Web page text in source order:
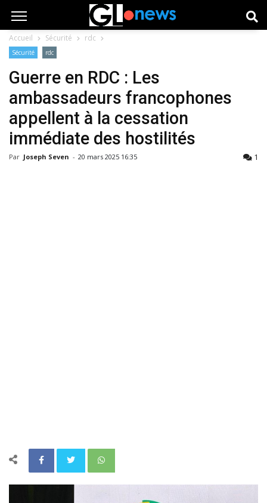
Accueil Sécurité rdc
Sécurité rdc
Guerre en RDC : Les
ambassadeurs francophones
appellent à la cessation
immédiate des hostilités
Par Joseph Seven - 20 mars 2025 16:35 1